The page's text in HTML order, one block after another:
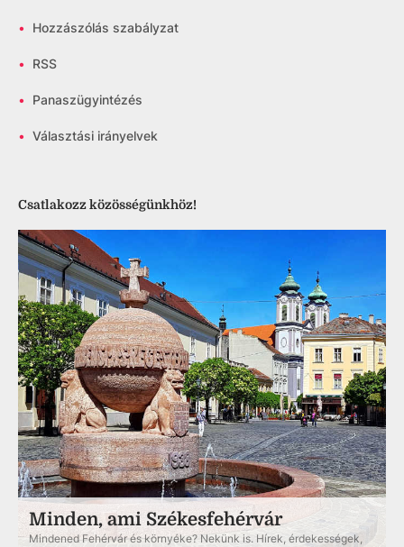
• Hozzászólás szabályzat
• RSS
• Panaszügyintézés
• Választási irányelvek
Csatlakozz közösségünkhöz!
Minden, ami Székesfehérvár
Mindened Fehérvár és környéke? Nekünk is. Hírek, érdekességek,